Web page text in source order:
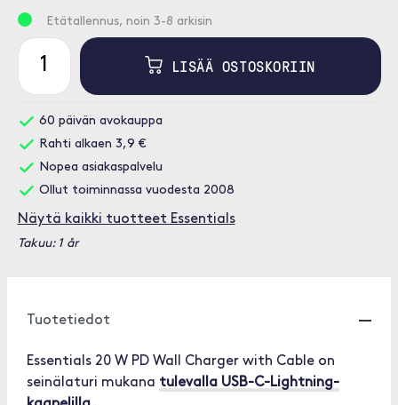
Etätallennus, noin 3-8 arkisin
LISÄÄ OSTOSKORIIN
60 päivän avokauppa
Rahti alkaen 3,9 €
Nopea asiakaspalvelu
Ollut toiminnassa vuodesta 2008
Näytä kaikki tuotteet Essentials
Takuu: 1 år
Tuotetiedot
Essentials 20 W PD Wall Charger with Cable on
seinälaturi mukana tulevalla USB-C-Lightning-